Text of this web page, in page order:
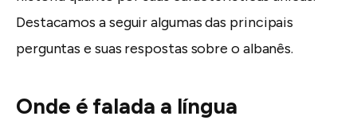
Destacamos a seguir algumas das principais
perguntas e suas respostas sobre o albanês.
Onde é falada a língua